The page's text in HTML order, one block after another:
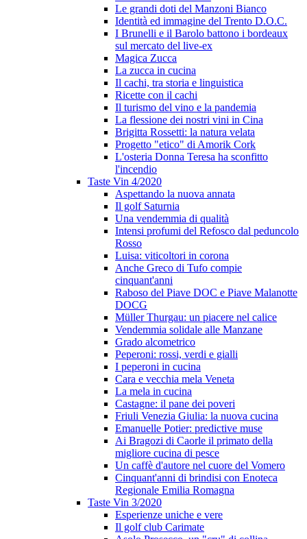
Le grandi doti del Manzoni Bianco
Identità ed immagine del Trento D.O.C.
I Brunelli e il Barolo battono i bordeaux
sul mercato del live-ex
Magica Zucca
La zucca in cucina
Il cachi, tra storia e linguistica
Ricette con il cachi
Il turismo del vino e la pandemia
La flessione dei nostri vini in Cina
Brigitta Rossetti: la natura velata
Progetto "etico" di Amorik Cork
L'osteria Donna Teresa ha sconfitto
l'incendio
Taste Vin 4/2020
Aspettando la nuova annata
Il golf Saturnia
Una vendemmia di qualità
Intensi profumi del Refosco dal peduncolo
Rosso
Luisa: viticoltori in corona
Anche Greco di Tufo compie
cinquant'anni
Raboso del Piave DOC e Piave Malanotte
DOCG
Müller Thurgau: un piacere nel calice
Vendemmia solidale alle Manzane
Grado alcometrico
Peperoni: rossi, verdi e gialli
I peperoni in cucina
Cara e vecchia mela Veneta
La mela in cucina
Castagne: il pane dei poveri
Friuli Venezia Giulia: la nuova cucina
Emanuelle Potier: predictive muse
Ai Bragozi di Caorle il primato della
migliore cucina di pesce
Un caffè d'autore nel cuore del Vomero
Cinquant'anni di brindisi con Enoteca
Regionale Emilia Romagna
Taste Vin 3/2020
Esperienze uniche e vere
Il golf club Carimate